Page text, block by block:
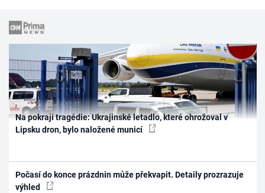
Na pokraji tragédie: Ukrajinské letadlo, které ohrožoval v
Lipsku dron, bylo naložené municí
Počasí do konce prázdnin může překvapit. Detaily prozrazuje
výhled